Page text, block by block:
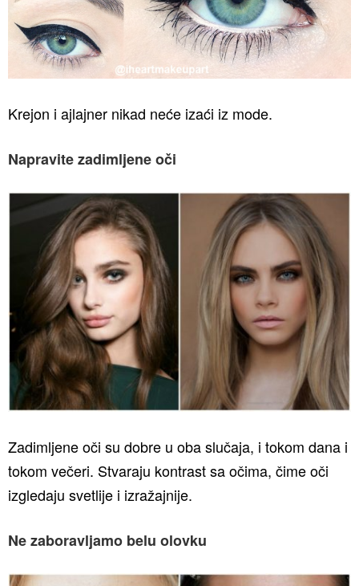
Krejon i ajlajner nikad neće izaći iz mode.
Napravite zadimljene oči
Zadimljene oči su dobre u oba slučaja, i tokom dana i
tokom večeri. Stvaraju kontrast sa očima, čime oči
izgledaju svetlije i izražajnije.
Ne zaboravljamo belu olovku